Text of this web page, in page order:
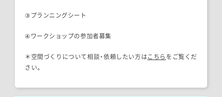
③プランニングシート
④ワークショップの参加者募集
＊空間づくりについて相談・依頼したい方はこちら をご覧くだ
さい。